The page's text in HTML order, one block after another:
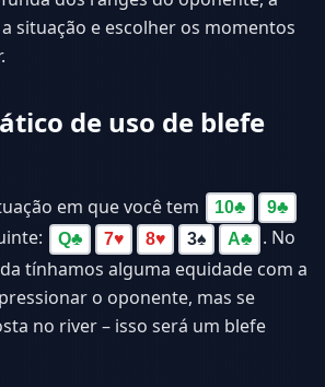
situação e escolher os momentos
de uso de blefe
em que você tem 10♣ 9♣
Q♣ 7♥ 8♥ 3♠ A♣
. No
tínhamos alguma equidade com a
o oponente, mas se
no river – isso será um blefe